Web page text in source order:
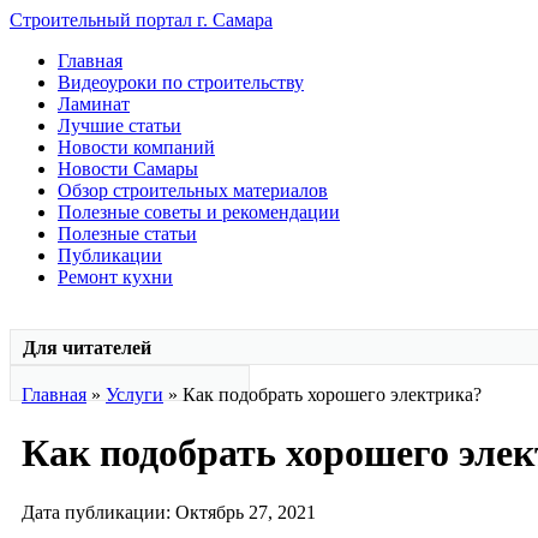
Строительный портал г. Самара
Главная
Видеоуроки по строительству
Ламинат
Лучшие статьи
Новости компаний
Новости Самары
Обзор строительных материалов
Полезные советы и рекомендации
Полезные статьи
Публикации
Ремонт кухни
Для читателей
Главная » Услуги » Как подобрать хорошего электрика?
Как подобрать хорошего
Дата публикации: Октябрь 27, 2021